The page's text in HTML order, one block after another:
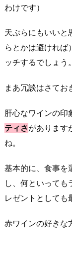
わけです）
天ぷらにもいいと
らとかは避ければ
ッチするでしょう。
まあ冗談はさてお
肝心なワインの印
ティさがあります
ね。
基本的に、食事を
し、何といって
レゼントとしても
赤ワインの好きな